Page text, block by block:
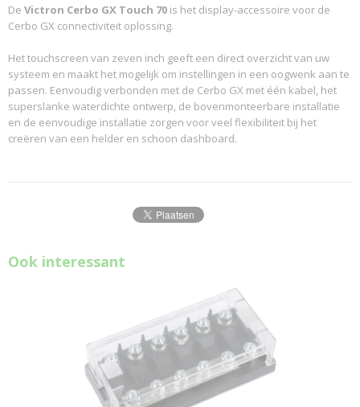
De Victron Cerbo GX Touch 70 is het display-accessoire voor de
Cerbo GX connectiviteit oplossing.
Het touchscreen van zeven inch geeft een direct overzicht van uw
systeem en maakt het mogelijk om instellingen in een oogwenk aan te
passen. Eenvoudig verbonden met de Cerbo GX met één kabel, het
superslanke waterdichte ontwerp, de bovenmonteerbare installatie
en de eenvoudige installatie zorgen voor veel flexibiliteit bij het
creëren van een helder en schoon dashboard.
Ook interessant